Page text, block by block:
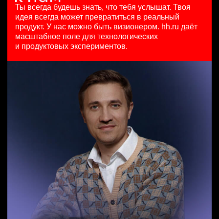
вчера
з/п не указана
Москва
HeadHunter::Коммерческий департамент
10000000 so'm
Менеджер по продажам B2B
HeadHunter::Телефонные продажи
7200000 - 16800000 so'm
15 июл. 2026
з/п не указана
Ташкент
Senior Data Scientist (команда рекомендаций)
HeadHunter::Analytics/Data Science
29 июл. 2026
Москва
Ты всегда будешь знать, что тебя услышат. Твоя
идея всегда может превратиться в реальный
продукт. У нас можно быть визионером. hh.ru даёт
масштабное поле для технологических
и продуктовых экспериментов.